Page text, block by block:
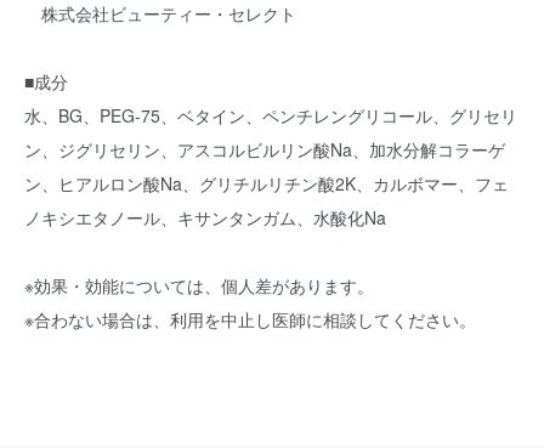
株式会社ビューティー・セレクト
■成分
水、BG、PEG-75、ベタイン、ペンチレングリコール、グリセリ
ン、ジグリセリン、アスコルビルリン酸Na、加水分解コラーゲ
ン、ヒアルロン酸Na、グリチルリチン酸2K、カルボマー、フェ
ノキシエタノール、キサンタンガム、水酸化Na
※効果・効能については、個人差があります。
※合わない場合は、利用を中止し医師に相談してください。